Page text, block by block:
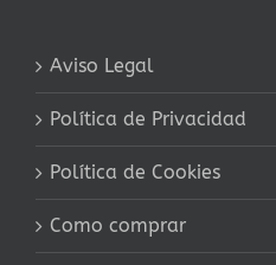
Aviso Legal
Política de Privacidad
Política de Cookies
Como comprar